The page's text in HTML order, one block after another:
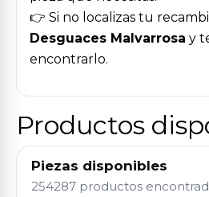
👉 Si no localizas tu
Desguaces Malvarrosa y
encontrarlo.
Productos
Piezas disponibles
254287 productos